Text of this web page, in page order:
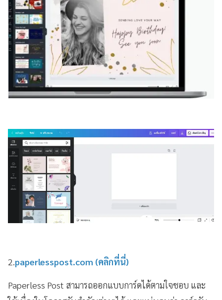
2.paperlesspost.com (คลิกที่นี่)
Paperless Post สามารถออกแบบการ์ดได้ตามใจชอบ และ